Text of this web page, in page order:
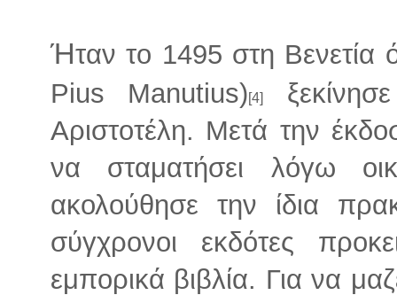
Ήταν το 1495 στη
Pius Manutius)[4]
Αριστοτέλη. Μετά την
να σταματήσει λόγω
ακολούθησε την ίδια
σύγχρονοι εκδότες
εμπορικά βιβλία. Για να